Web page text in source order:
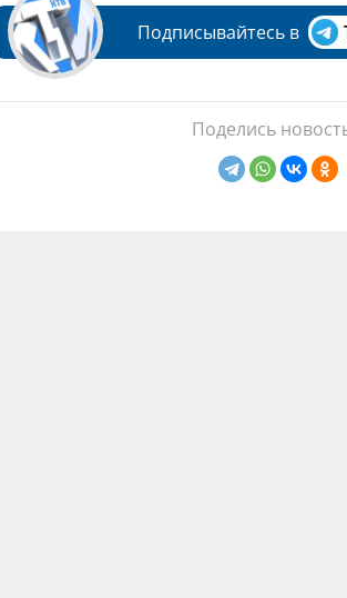
Подписывайтесь в
Поделись